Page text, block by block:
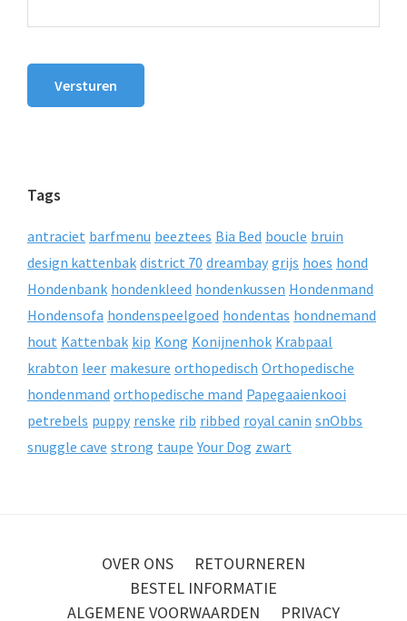
Versturen
Tags
antraciet barfmenu beeztees Bia Bed boucle bruin
design kattenbak district 70 dreambay grijs hoes hond
Hondenbank hondenkleed hondenkussen Hondenmand
Hondensofa hondenspeelgoed hondentas hondnemand
hout Kattenbak kip Kong Konijnenhok Krabpaal
krabton leer makesure orthopedisch Orthopedische
hondenmand orthopedische mand Papegaaienkooi
petrebels puppy renske rib ribbed royal canin snObbs
snuggle cave strong taupe Your Dog zwart
OVER ONS
RETOURNEREN
BESTEL INFORMATIE
ALGEMENE VOORWAARDEN
PRIVACY